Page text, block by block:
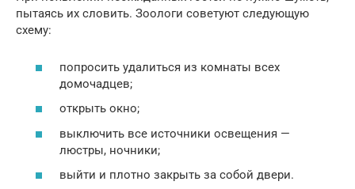
пытаясь их словить. Зоологи советуют следующую
схему:
попросить удалиться из комнаты всех
домочадцев;
открыть окно;
выключить все источники освещения —
люстры, ночники;
выйти и плотно закрыть за собой двери.